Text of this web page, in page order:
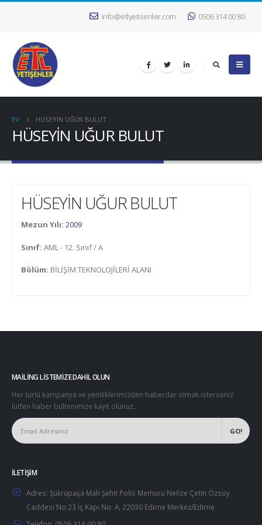
info@etlyetisenler.com 0506 314 00 80
EV HÜSEYİN UĞUR BULUT
HÜSEYİN UĞUR BULUT
HÜSEYİN UĞUR BULUT
Mezun Yılı: 2009
Sınıf: AML - 12. Sınıf / A
Bölüm: BİLİŞİM TEKNOLOJİLERİ ALANI
MAILING LISTEMIZE DAHIL OLUN
Her türlü kampanya ve yeniliklerimizden haberdar olmak isterseniz
lütfen haber bültenimize kayıt olunuz..
İLETIŞIM
Adres: Şükrüpaşa Mah Şehit Polis Memuru Nefize Çetin Özsoy
Caddesi No:23 İç Kapı No: A, 22030 Edirne Merkez/Edirne